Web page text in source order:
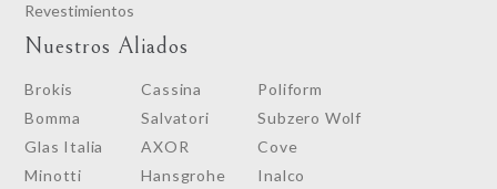
Revestimientos
Nuestros Aliados
Brokis
Bomma
Glas Italia
Minotti
Cassina
Salvatori
AXOR
Hansgrohe
Poliform
Subzero Wolf
Cove
Inalco